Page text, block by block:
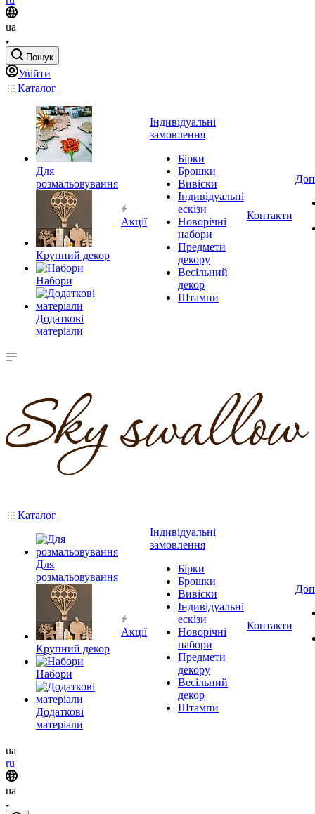
ua
Пошук
Увійти
Каталог
Для
розмальовування
Крупний декор
Набори
Додаткові
матеріали
Акції
Індивідуальні
замовлення
Бірки
Брошки
Вивіски
Індивідуальні
ескізи
Новорічні
набори
Предмети
декору
Весільний
декор
Штампи
Контакти
Каталог
Для
розмальовування
Крупний декор
Набори
Додаткові
матеріали
Акції
Індивідуальні
замовлення
Бірки
Брошки
Вивіски
Індивідуальні
ескізи
Новорічні
набори
Предмети
декору
Весільний
декор
Штампи
Контакти
ua
ru
ua